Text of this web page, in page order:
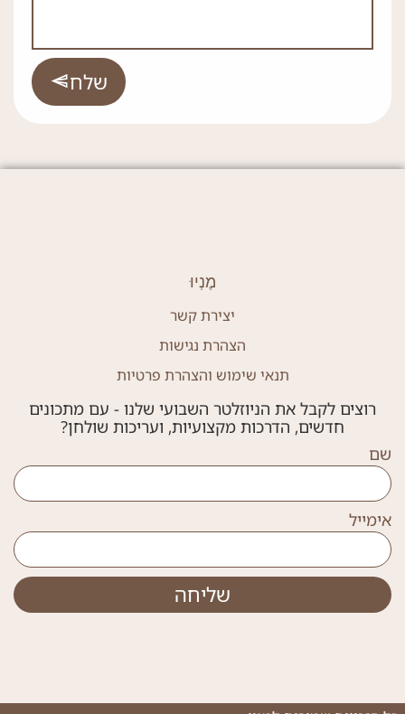
שלח
מֶנְיוּ
יצירת קשר
הצהרת נגישות
תנאי שימוש והצהרת פרטיות
רוצים לקבל את הניוזלטר השבועי שלנו - עם מתכונים
חדשים, הדרכות מקצועיות, ועריכות שולחן?
שם
אימייל
שליחה